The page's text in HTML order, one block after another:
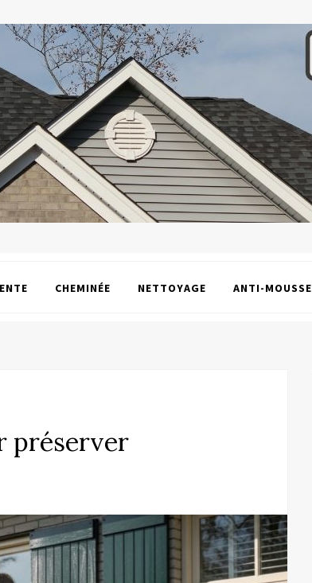
CHEMINÉE NETTOYAGE ANTI-MOUSSE
préserver